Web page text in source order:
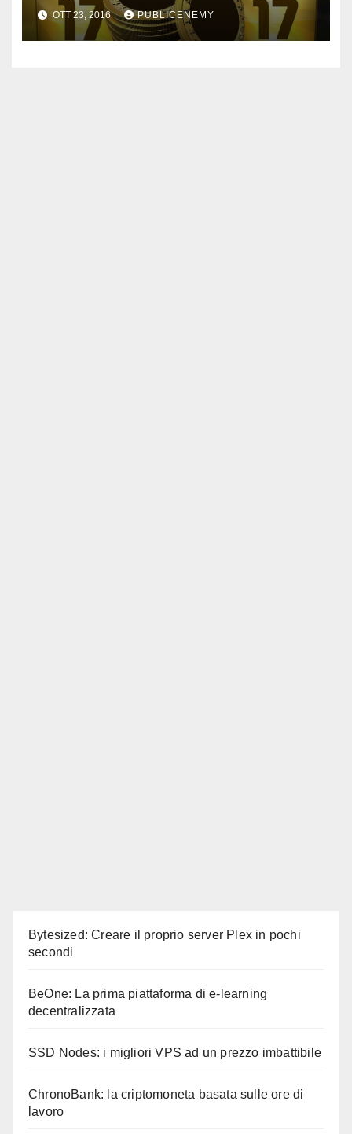
OTT 23, 2016 PUBLICENEMY
Bytesized: Creare il proprio server Plex in pochi
secondi
BeOne: La prima piattaforma di e-learning
decentralizzata
SSD Nodes: i migliori VPS ad un prezzo imbattibile
ChronoBank: la criptomoneta basata sulle ore di
lavoro